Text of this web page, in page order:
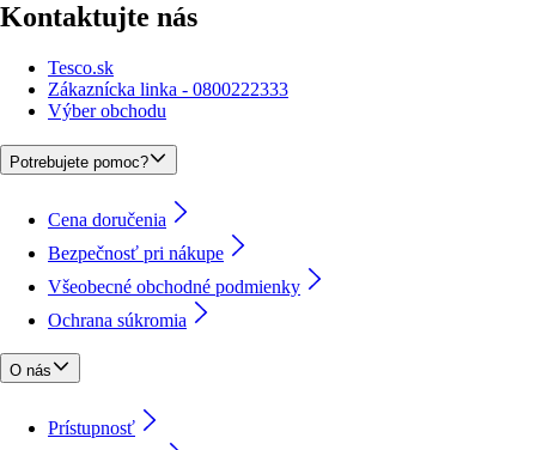
Kontaktujte nás
Tesco.sk
Zákaznícka linka - 0800222333
Výber obchodu
Potrebujete pomoc?
Cena doručenia
Bezpečnosť pri nákupe
Všeobecné obchodné podmienky
Ochrana súkromia
O nás
Prístupnosť